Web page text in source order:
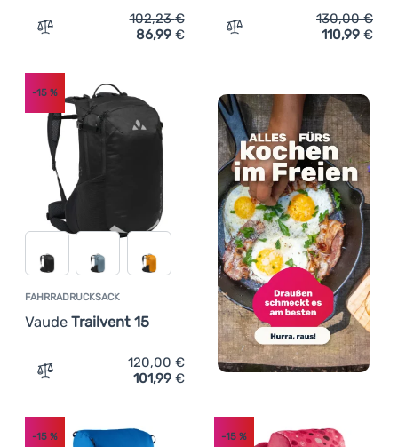
Zum Vergleich 'Urban-Rucksack Vaude Coreway Pack
102,23€
86,99 € Zum Vergleich
130,00€
110,99 €
FAHRRADRUCKSACK
Vaude Trailvent 15
-15 %
Zum Vergleich 'Fahrradrucksack Vaude Trailvent 15'
120,00€
101,99 €
-15 % -15%